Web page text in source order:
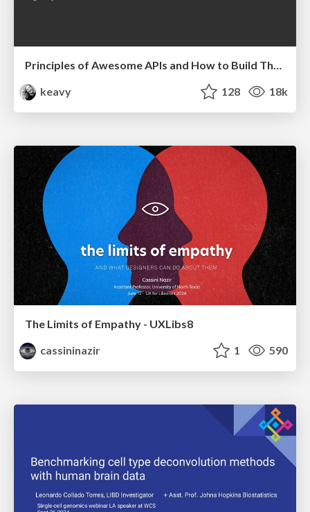
Principles of Awesome APIs and How to Build Them.
keavy
128 18k
The Limits of Empathy - UXLibs8
cassininazir
1 590